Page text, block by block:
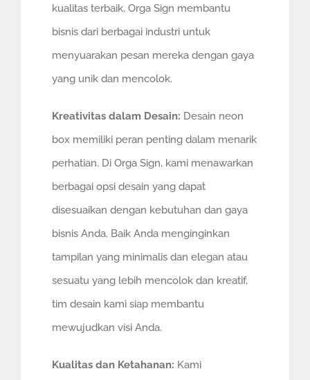
kualitas terbaik, Orga Sign membantu
bisnis dari berbagai industri untuk
menyuarakan pesan mereka dengan gaya
yang unik dan mencolok.
Kreativitas dalam Desain: Desain neon
box memiliki peran penting dalam menarik
perhatian. Di Orga Sign, kami menawarkan
berbagai opsi desain yang dapat
disesuaikan dengan kebutuhan dan gaya
bisnis Anda. Baik Anda menginginkan
tampilan yang minimalis dan elegan atau
sesuatu yang lebih mencolok dan kreatif,
tim desain kami siap membantu
mewujudkan visi Anda.
Kualitas dan Ketahanan: Kami